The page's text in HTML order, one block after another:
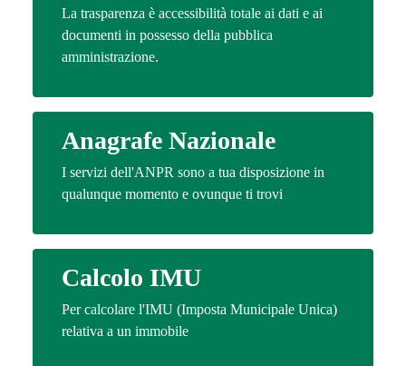
La trasparenza è accessibilità totale ai dati e ai
documenti in possesso della pubblica
amministrazione.
Anagrafe Nazionale
I servizi dell'ANPR sono a tua disposizione in
qualunque momento e ovunque ti trovi
Calcolo IMU
Per calcolare l'IMU (Imposta Municipale Unica)
relativa a un immobile